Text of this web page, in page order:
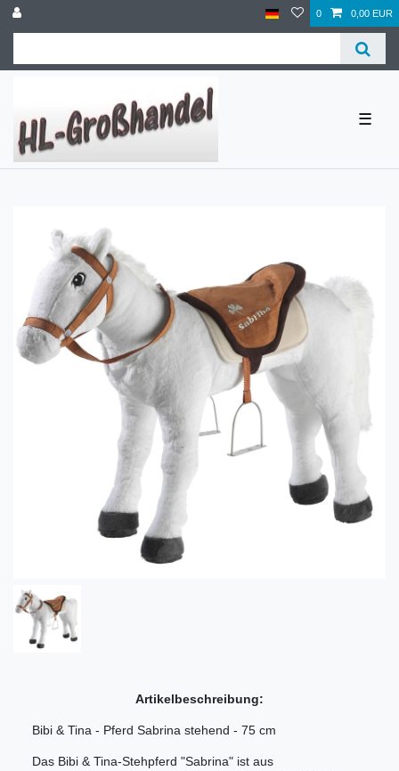
0 0,00 EUR
☰
Artikelbeschreibung:
Bibi & Tina - Pferd Sabrina stehend - 75 cm
Das Bibi & Tina-Stehpferd "Sabrina" ist aus